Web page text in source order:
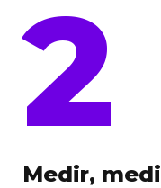
2
Medir,